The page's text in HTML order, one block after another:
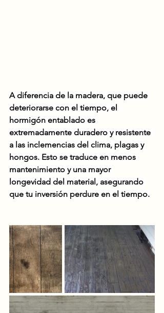
A diferencia de la madera, que puede
deteriorarse con el tiempo, el
hormigón entablado es
extremadamente duradero y resistente
a las inclemencias del clima, plagas y
hongos. Esto se traduce en menos
mantenimiento y una mayor
longevidad del material, asegurando
que tu inversión perdure en el tiempo.